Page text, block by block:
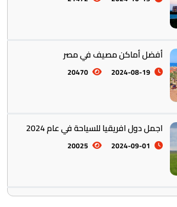
أفضل أماكن مصيف في مصر
2024-08-19
20470
اجمل دول افريقيا للسياحة في عام 2024
2024-09-01
20025